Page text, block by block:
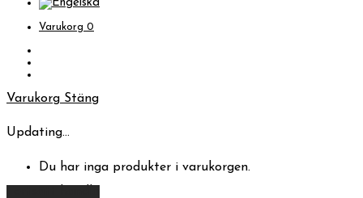
Varukorg 0
Varukorg Stäng
Updating…
Du har inga produkter i varukorgen.